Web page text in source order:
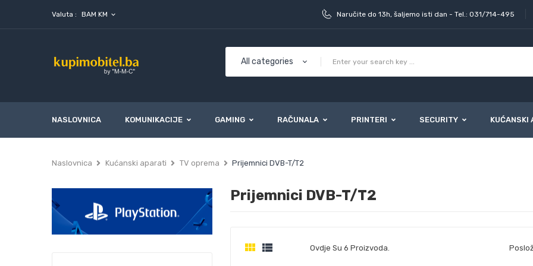
Valuta : BAM KM expand_more Naručite do 13h, šaljemo isti dan - Tel.: 031/714-495
NASLOVNICA KOMUNIKACIJE GAMING RAČUNALA PRINTERI SECURITY KUĆANSKI
Naslovnica Kućanski aparati TV oprema Prijemnici DVB-T/T2
Prijemnici DVB-T/T2
  Ovdje Su 6 Proizvoda.